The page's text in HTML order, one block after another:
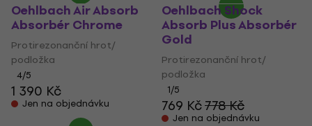
Oehlbach Air Absorb
Absorbér Chrome
Protirezonanční hrot/
podložka
4/5
1 390 Kč
Jen na objednávku
Oehlbach Shock
Absorb Plus Absorbér
Gold
Protirezonanční hrot/
podložka
1/5
769 Kč778 Kč
Jen na objednávku